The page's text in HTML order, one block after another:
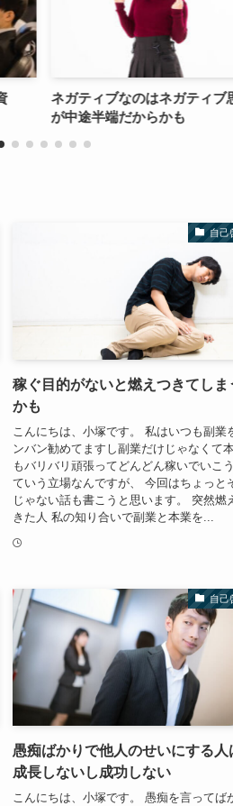
のはネガティブ思考
だからかも
【継続でき
に頼るな
自己
稼ぐ目的がないと燃えつきてしま
かも
こんにちは、小塚です。 私はいつも副業
ンバン勧めてますし副業だけじゃなくて
もバリバリ頑張ってどんどん稼いでいこ
ていう立場なんですが、 今回はちょっと
じゃない話も書こうと思います。 突然燃
きた人 私の知り合いで副業と本業を...
自己
愚痴ばかりで他人のせいにする人
成長しないし成功しない
こんにちは、小塚です。 愚痴を言ってば